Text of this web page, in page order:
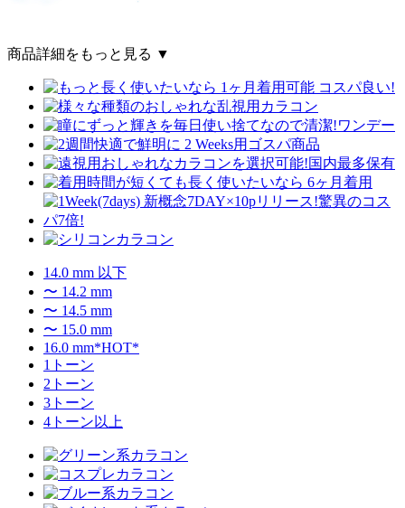
商品詳細をもっと見る ▼
14.0 mm 以下
〜 14.2 mm
〜 14.5 mm
〜 15.0 mm
16.0 mm*HOT*
1トーン
2トーン
3トーン
4トーン以上